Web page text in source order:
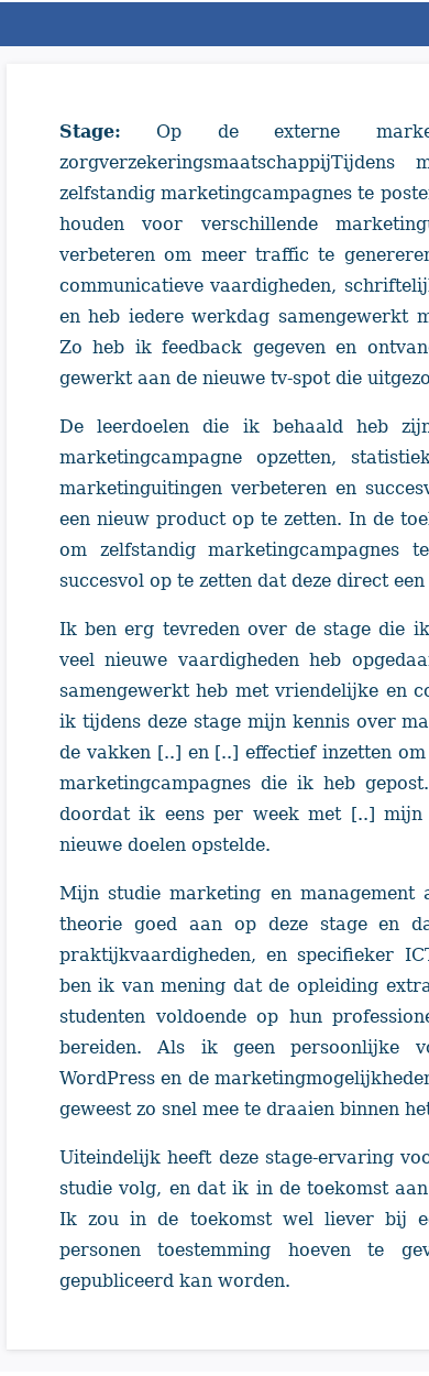
Stage: Op de externe
zelfstandig marketingcampagnes te
houden voor verschillende
verbeteren om meer traffic te
communicatieve vaardigheden,
en heb iedere werkdag samengewerkt
Zo heb ik feedback gegeven en
gewerkt aan de nieuwe tv-spot die
De leerdoelen die ik behaald heb
marketingcampagne opzetten,
marketinguitingen verbeteren en
een nieuw product op te zetten. In de
om zelfstandig marketingcampagnes
succesvol op te zetten dat deze direct
Ik ben erg tevreden over de stage die
veel nieuwe vaardigheden heb
samengewerkt heb met vriendelijke en
ik tijdens deze stage mijn kennis over
de vakken [..] en [..] effectief inzetten
marketingcampagnes die ik heb
doordat ik eens per week met [..] mijn
nieuwe doelen opstelde.
Mijn studie marketing en
theorie goed aan op deze stage en
praktijkvaardigheden, en specifieker
ben ik van mening dat de opleiding
studenten voldoende op hun
bereiden. Als ik geen persoonlijke
WordPress en de
geweest zo snel mee te draaien binnen
Uiteindelijk heeft deze stage-ervaring
studie volg, en dat ik in de toekomst
Ik zou in de toekomst wel liever bij
personen toestemming hoeven te
gepubliceerd kan worden.